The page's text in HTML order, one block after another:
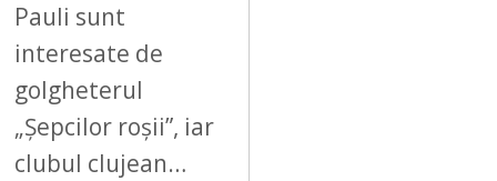
Pauli sunt
interesate de
golgheterul
„Șepcilor roșii”, iar
clubul clujean…